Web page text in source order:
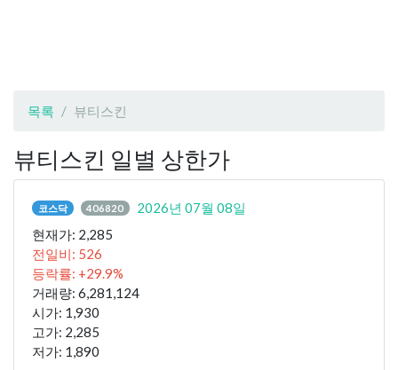
목록 뷰티스킨
뷰티스킨 일별 상한가
코스닥 406820
2026년 07월 08일
현재가: 2,285
전일비: 526
등락률: +29.9%
거래량: 6,281,124
시가: 1,930
고가: 2,285
저가: 1,890